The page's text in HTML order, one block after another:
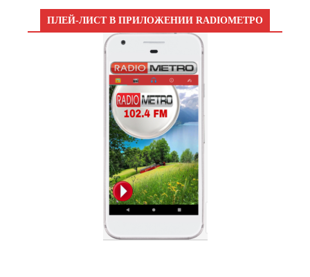
ПЛЕЙ-ЛИСТ В ПРИЛОЖЕНИИ RADIOМЕТРО